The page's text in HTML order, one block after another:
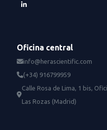
Oficina central
info@herascientific.com
(+34) 916799959
Calle Rosa de Lima, 1 bis,
Las Rozas (Madrid)